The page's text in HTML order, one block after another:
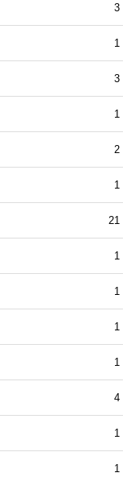
3
1
3
1
2
1
21
1
1
1
1
4
1
1